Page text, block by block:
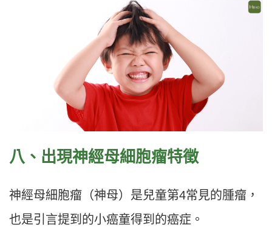
八、出現神經母細胞瘤特徵
神經母細胞瘤（神母）是兒童第4常見的腫瘤，
也是引言提到的小癌童得到的癌症。